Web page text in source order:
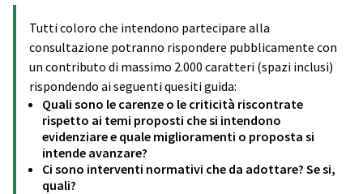
Tutti coloro che intendono partecipare alla
consultazione potranno rispondere pubblicamente con
un contributo di massimo 2.000 caratteri (spazi inclusi)
rispondendo ai seguenti quesiti guida:
Quali sono le carenze o le criticità riscontrate
rispetto ai temi proposti che si intendono
evidenziare e quale miglioramenti o proposta si
intende avanzare?
Ci sono interventi normativi che da adottare? Se si,
quali?